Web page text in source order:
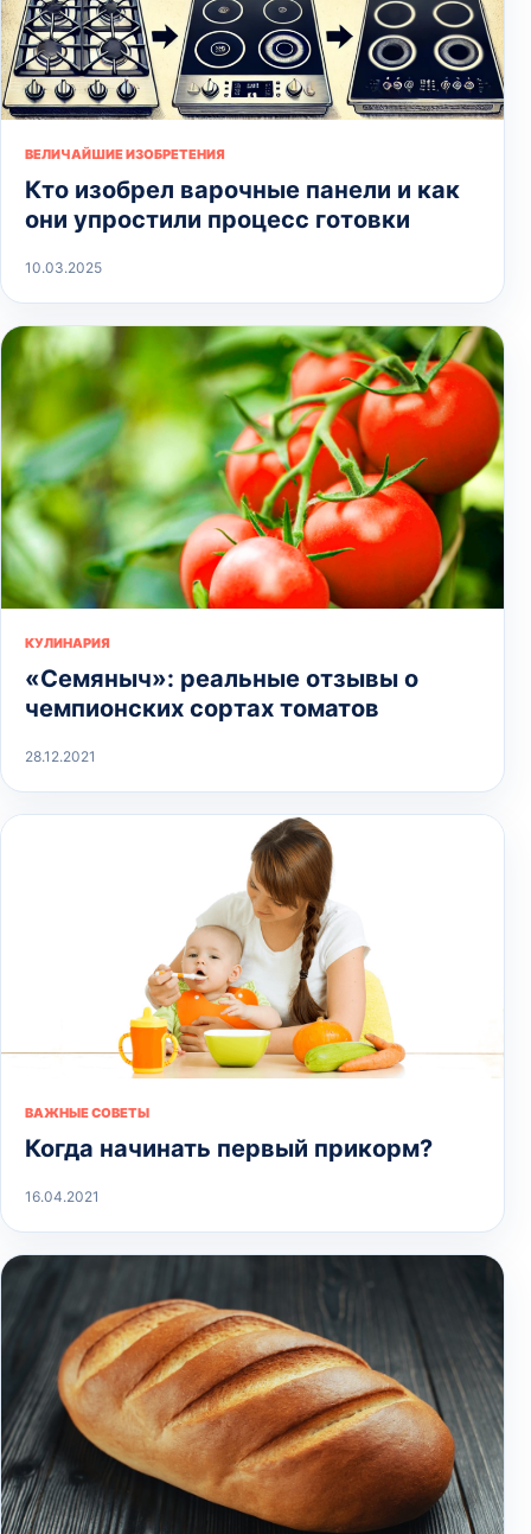
ВЕЛИЧАЙШИЕ ИЗОБРЕТЕНИЯ
Кто изобрел варочные панели и как
они упростили процесс готовки
10.03.2025
КУЛИНАРИЯ
«Семяныч»: реальные отзывы о
чемпионских сортах томатов
28.12.2021
ВАЖНЫЕ СОВЕТЫ
Когда начинать первый прикорм?
16.04.2021